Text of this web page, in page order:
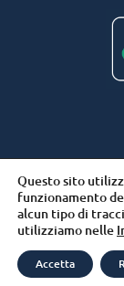
®
Questo sito
funzionamento
alcun tipo di
utilizziamo nelle
Accetta